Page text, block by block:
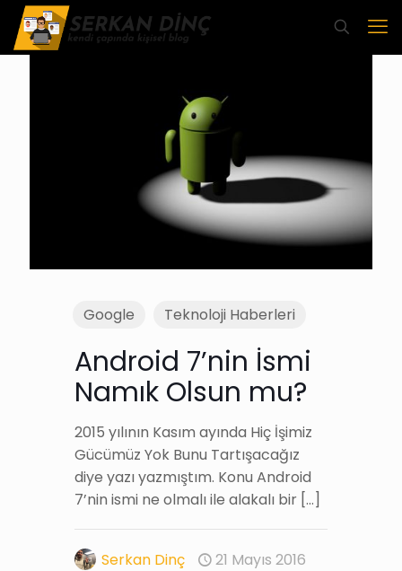
Google Teknoloji Haberleri
Android 7’nin İsmi
Namık Olsun mu?
2015 yılının Kasım ayında Hiç İşimiz
Gücümüz Yok Bunu Tartışacağız
diye yazı yazmıştım. Konu Android
7’nin ismi ne olmalı ile alakalı bir […]
Serkan Dinç 21 Mayıs 2016